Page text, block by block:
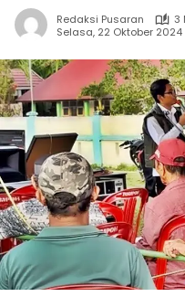
Redaksi Pusaran
3
Selasa, 22 Oktober 2024